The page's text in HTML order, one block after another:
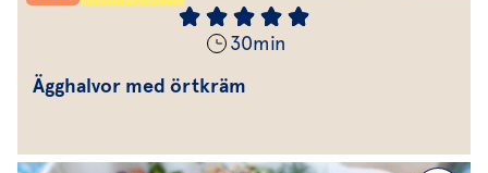
30min
Ägghalvor med örtkräm